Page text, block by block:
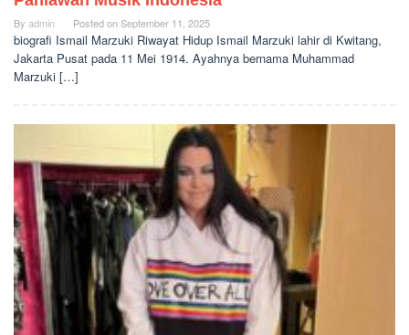
By admin Posted onSeptember 11, 2025
biografi Ismail Marzuki Riwayat Hidup Ismail Marzuki lahir di Kwitang,
Jakarta Pusat pada 11 Mei 1914. Ayahnya bernama Muhammad
Marzuki […]